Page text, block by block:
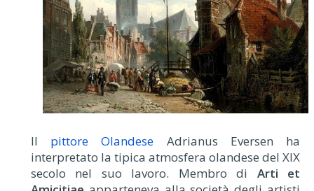
Il pittore Olandese Adrianus Eversen ha
interpretato la tipica atmosfera olandese del XIX
secolo nel suo lavoro. Membro di Arti et